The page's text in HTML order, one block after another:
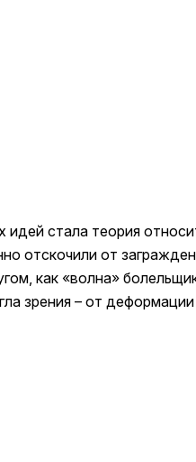
стала теория
отскочили от
как «волна»
зрения – от